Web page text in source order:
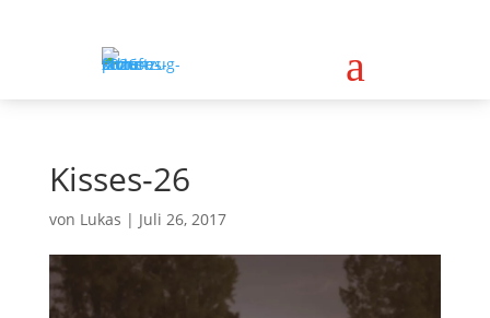
a
Kisses-26
von Lukas | Juli 26, 2017